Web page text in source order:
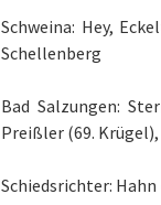
Schweina: Hey,
Schellenberg
Bad Salzungen:
Preißler (69.
Schiedsrichter: